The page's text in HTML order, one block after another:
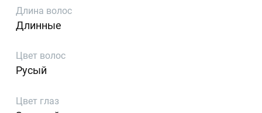
Длина волос
Длинные
Цвет волос
Русый
Цвет глаз